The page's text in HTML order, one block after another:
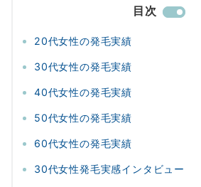
目次
20代女性の発毛実績
30代女性の発毛実績
40代女性の発毛実績
50代女性の発毛実績
60代女性の発毛実績
30代女性発毛実感インタビュー